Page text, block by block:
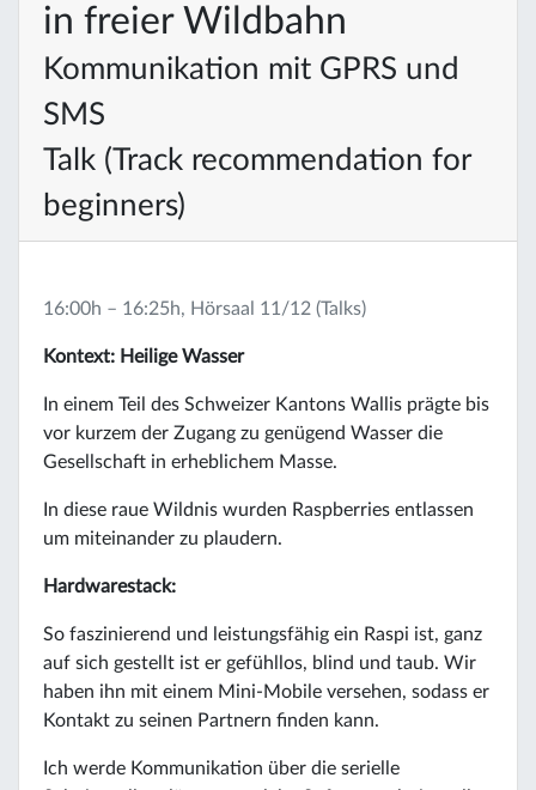
in freier Wildbahn
Kommunikation mit GPRS und
SMS
Talk (Track recommendation for
beginners)
16:00h – 16:25h, Hörsaal 11/12 (Talks)
Kontext: Heilige Wasser
In einem Teil des Schweizer Kantons Wallis prägte bis
vor kurzem der Zugang zu genügend Wasser die
Gesellschaft in erheblichem Masse.
In diese raue Wildnis wurden Raspberries entlassen
um miteinander zu plaudern.
Hardwarestack:
So faszinierend und leistungsfähig ein Raspi ist, ganz
auf sich gestellt ist er gefühllos, blind und taub. Wir
haben ihn mit einem Mini-Mobile versehen, sodass er
Kontakt zu seinen Partnern finden kann.
Ich werde Kommunikation über die serielle